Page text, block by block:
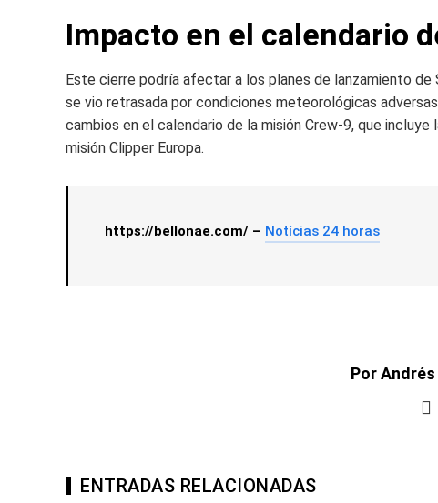
Impacto en el calendario
Este cierre podría afectar a los planes de lanzamiento
se vio retrasada por condiciones meteorológicas
cambios en el calendario de la misión Crew-9, que
misión Clipper Europa.
https://bellonae.com/ – Notícias 24 horas
Por
ENTRADAS RELACIONADAS